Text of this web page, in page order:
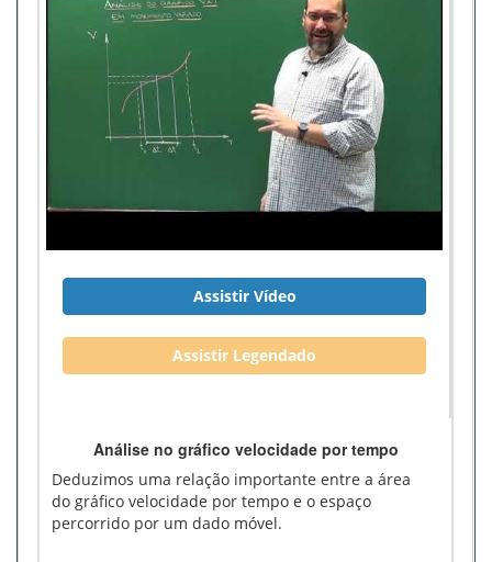
Assistir Vídeo
Assistir Legendado
Análise no gráfico velocidade por tempo
Deduzimos uma relação importante entre a área
do gráfico velocidade por tempo e o espaço
percorrido por um dado móvel.